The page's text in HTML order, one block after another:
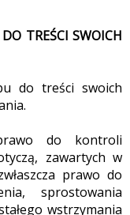
TREŚCI SWOICH
do treści swoich
do kontroli
zawartych w
prawo do
sprostowania
wstrzymania